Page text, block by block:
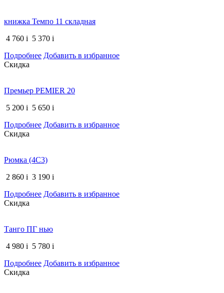
книжка Темпо 11 складная
4 760 i 5 370 i
Подробнее Добавить в избранное
Скидка
Премьер PEMIER 20
5 200 i 5 650 i
Подробнее Добавить в избранное
Скидка
Рюмка (4С3)
2 860 i 3 190 i
Подробнее Добавить в избранное
Скидка
Танго ПГ нью
4 980 i 5 780 i
Подробнее Добавить в избранное
Скидка